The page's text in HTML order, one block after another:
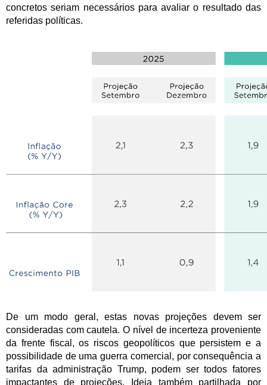
concretos seriam necessários para avaliar o resultado das
referidas políticas.
De um modo geral, estas novas projeções devem ser
consideradas com cautela. O nível de incerteza proveniente
da frente fiscal, os riscos geopolíticos que persistem e a
possibilidade de uma guerra comercial, por consequência a
tarifas da administração Trump, podem ser todos fatores
impactantes de projeções. Ideia também partilhada por